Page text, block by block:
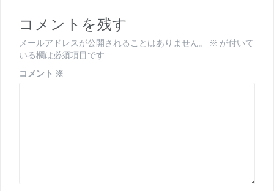
ー
シ
ョ
ン
コメントを残す
メールアドレスが公開されることはありません。 ※ が付いて
いる欄は必須項目です
コメント ※